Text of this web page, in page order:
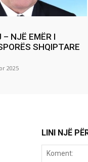
NJË EMËR I
SHQIPTARE
2025
LINI NJË